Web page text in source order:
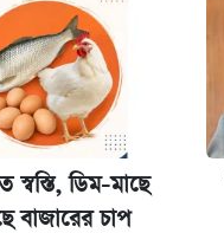
স্বস্তি, ডিম-মাছে
বাজারের চাপ